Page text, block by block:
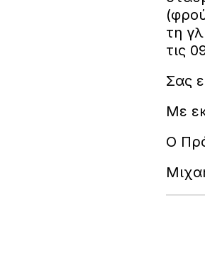
τη
τις
Σας
Με
Ο